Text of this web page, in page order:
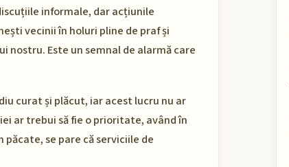
informale, dar acțiunile
vecinii în holuri pline de praf și
nostru. Este un semnal de alarmă care
curat și plăcut, iar acest lucru nu ar
ar trebui să fie o prioritate, având în
se pare că serviciile de